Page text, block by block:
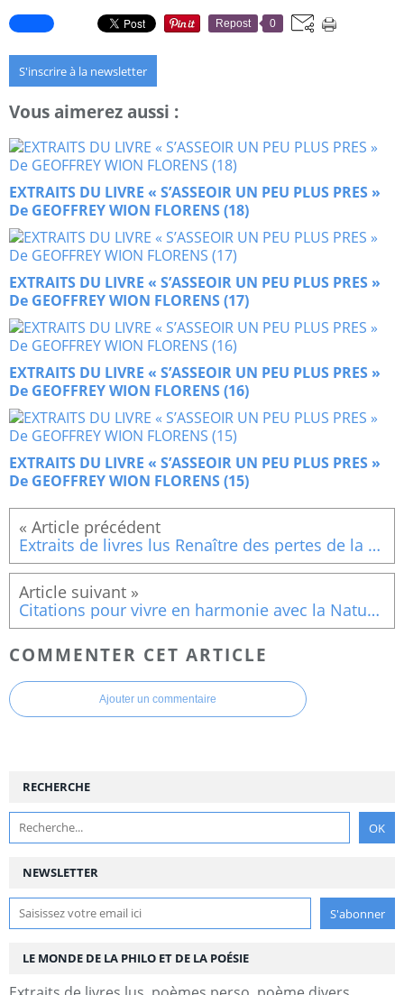
Repost 0
S'inscrire à la newsletter
Vous aimerez aussi :
EXTRAITS DU LIVRE « S’ASSEOIR UN PEU PLUS PRES »
De GEOFFREY WION FLORENS (18)
EXTRAITS DU LIVRE « S’ASSEOIR UN PEU PLUS PRES »
De GEOFFREY WION FLORENS (17)
EXTRAITS DU LIVRE « S’ASSEOIR UN PEU PLUS PRES »
De GEOFFREY WION FLORENS (16)
EXTRAITS DU LIVRE « S’ASSEOIR UN PEU PLUS PRES »
De GEOFFREY WION FLORENS (15)
Extraits de livres lus Renaître des pertes de la vie, Sagesse du lâcher prise
Citations pour vivre en harmonie avec la Nature : Sagesse de la nature
COMMENTER CET ARTICLE
Ajouter un commentaire
NEWSLETTER
RECHERCHE
LE MONDE DE LA PHILO ET DE LA POÉSIE